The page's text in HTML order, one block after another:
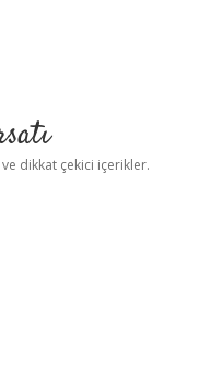
ve dikkat çekici içerikler.